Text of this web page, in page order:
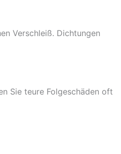
Verschleiß. Dichtungen
Sie teure Folgeschäden oft